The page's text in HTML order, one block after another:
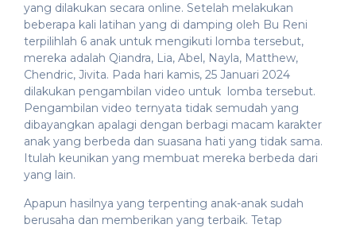
yang dilakukan secara online. Setelah melakukan
beberapa kali latihan yang di damping oleh Bu Reni
terpilihlah 6 anak untuk mengikuti lomba tersebut,
mereka adalah Qiandra, Lia, Abel, Nayla, Matthew,
Chendric, Jivita. Pada hari kamis, 25 Januari 2024
dilakukan pengambilan video untuk lomba tersebut.
Pengambilan video ternyata tidak semudah yang
dibayangkan apalagi dengan berbagi macam karakter
anak yang berbeda dan suasana hati yang tidak sama.
Itulah keunikan yang membuat mereka berbeda dari
yang lain.
Apapun hasilnya yang terpenting anak-anak sudah
berusaha dan memberikan yang terbaik. Tetap